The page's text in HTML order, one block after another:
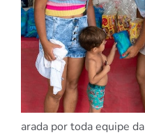
arada por toda equipe